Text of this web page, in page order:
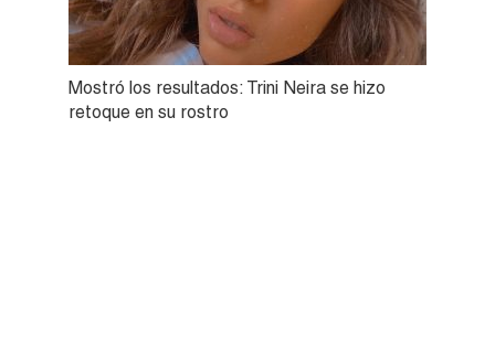
Mostró los resultados: Trini Neira se hizo
retoque en su rostro